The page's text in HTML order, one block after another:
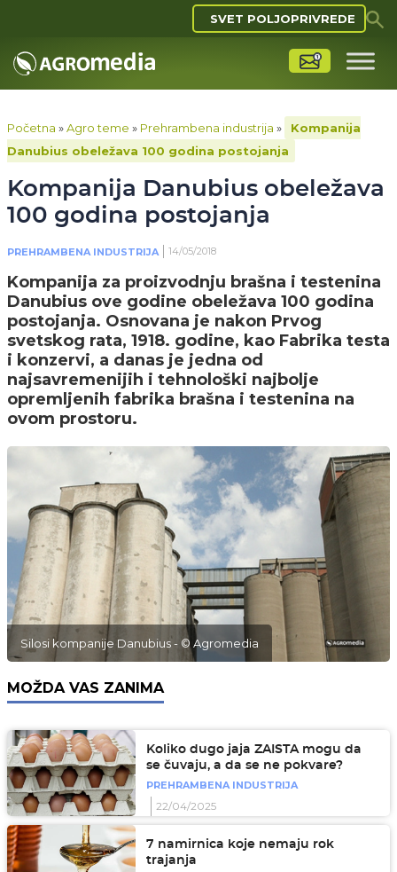
SVET POLJOPRIVREDE
Početna »Agro teme » Prehrambena industrija »
Kompanija
Danubius obeležava 100 godina postojanja
Kompanija Danubius obeležava
100 godina postojanja
PREHRAMBENA INDUSTRIJA 14/05/2018
Kompanija za proizvodnju brašna i testenina
Danubius ove godine obeležava 100 godina
postojanja. Osnovana je nakon Prvog
svetskog rata, 1918. godine, kao Fabrika testa
i konzervi, a danas je jedna od
najsavremenijih i tehnološki najbolje
opremljenih fabrika brašna i testenina na
ovom prostoru.
Silosi kompanije Danubius - © Agromedia
MOŽDA VAS ZANIMA
Koliko dugo jaja ZAISTA mogu da
se čuvaju, a da se ne pokvare?
PREHRAMBENA INDUSTRIJA
22/04/2025
7 namirnica koje nemaju rok
trajanja